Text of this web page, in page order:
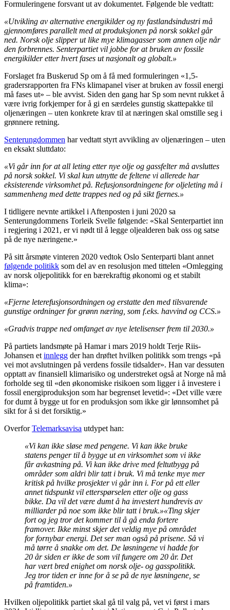
Formuleringene forsvant ut av dokumentet. Følgende ble vedtatt:
«Utvikling av alternative energikilder og ny fastlandsindustri må
gjennomføres parallelt med at produksjonen på norsk sokkel går
ned. Norsk olje slipper ut like mye klimagasser som annen olje når
den forbrennes. Senterpartiet vil jobbe for at bruken av fossile
energikilder etter hvert fases ut nasjonalt og globalt.»
Forslaget fra Buskerud Sp om å få med formuleringen «1,5-
gradersrapporten fra FNs klimapanel viser at bruken av fossil energi
må fases ut» – ble avvist. Siden den gang har Sp som nevnt rukket å
være ivrig forkjemper for å gi en særdeles gunstig skattepakke til
oljenæringen – uten konkrete krav til at næringen skal omstille seg i
grønnere retning.
Senterungdommen har vedtatt styrt avvikling av oljenæringen – uten
en eksakt sluttdato:
«Vi går inn for at all leting etter nye olje og gassfelter må avsluttes
på norsk sokkel. Vi skal kun utnytte de feltene vi allerede har
eksisterende virksomhet på. Refusjonsordningene for oljeleting må i
sammenheng med dette trappes ned og på sikt fjernes.»
I tidligere nevnte artikkel i Aftenposten i juni 2020 sa
Senterungdommens Torleik Svelle følgende: «Skal Senterpartiet inn
i regjering i 2021, er vi nødt til å legge oljealderen bak oss og satse
på de nye næringene.»
På sitt årsmøte vinteren 2020 vedtok Oslo Senterparti blant annet
følgende politikk som del av en resolusjon med tittelen «Omlegging
av norsk oljepolitikk for en bærekraftig økonomi og et stabilt
klima»:
«Fjerne leterefusjonsordningen og erstatte den med tilsvarende
gunstige ordninger for grønn næring, som f.eks. havvind og CCS.»
«Gradvis trappe ned omfanget av nye letelisenser frem til 2030.»
På partiets landsmøte på Hamar i mars 2019 holdt Terje Riis-
Johansen et innlegg der han drøftet hvilken politikk som trengs «på
vei mot avslutningen på verdens fossile tidsalder». Han var dessuten
opptatt av finansiell klimarisiko og understreket også at Norge nå må
forholde seg til «den økonomiske risikoen som ligger i å investere i
fossil energiproduksjon som har begrenset levetid»: «Det ville være
for dumt å bygge ut for en produksjon som ikke gir lønnsomhet på
sikt for å si det forsiktig.»
OverforTelemarksavisa utdypet han:
«Vi kan ikke sløse med pengene. Vi kan ikke bruke
statens penger til å bygge ut en virksomhet som vi ikke
får avkastning på. Vi kan ikke drive med feltutbygg på
områder som aldri blir tatt i bruk. Vi må tenke mye mer
kritisk på hvilke prosjekter vi går inn i. For på ett eller
annet tidspunkt vil etterspørselen etter olje og gass
bikke. Da vil det være dumt å ha investert hundrevis av
milliarder på noe som ikke blir tatt i bruk.»«Ting skjer
fort og jeg tror det kommer til å gå enda fortere
framover. Ikke minst skjer det veldig mye på området
for fornybar energi. Det ser man også på prisene. Så vi
må tørre å snakke om det. De løsningene vi hadde for
20 år siden er ikke de som vil fungere om 20 år. Det
har vært bred enighet om norsk olje- og gasspolitikk.
Jeg tror tiden er inne for å se på de nye løsningene, se
på framtiden.»
Hvilken oljepolitikk partiet skal gå til valg på, vet vi først i mars